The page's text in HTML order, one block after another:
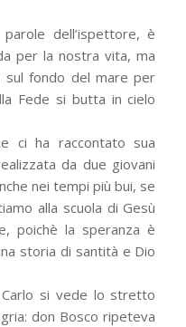
dell’ispettore, è
per la nostra vita, ma
sul fondo del mare per
Fede si butta in cielo
ci ha raccontato sua
da due giovani
nei tempi più bui, se
alla scuola di Gesù
poichè la speranza è
storia di santità e Dio
si vede lo stretto
don Bosco ripeteva